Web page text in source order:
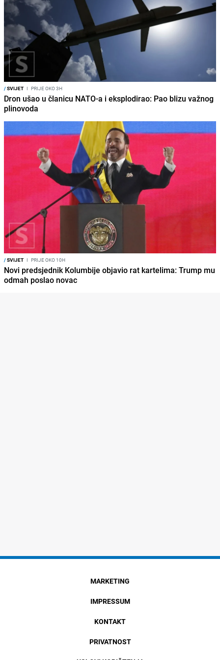
/SVIJET I PRIJE OKO 3H
Dron ušao u članicu NATO-a i eksplodirao: Pao blizu važnog
plinovoda
/SVIJET I PRIJE OKO 10H
Novi predsjednik Kolumbije objavio rat kartelima: Trump mu
odmah poslao novac
MARKETING
IMPRESSUM
KONTAKT
PRIVATNOST